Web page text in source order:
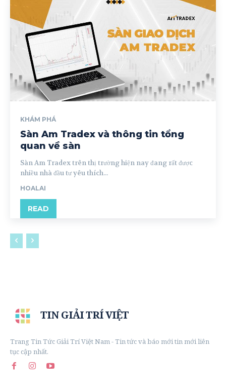
KHÁM PHÁ
Sàn Am Tradex và thông tin tổng
quan về sàn
Sàn Am Tradex trên thị trường hiện nay đang rất được
nhiều nhà đầu tư yêu thích...
HOALAI
READ
TIN GIẢI TRÍ VIỆT
Trang Tin Tức Giải Trí Việt Nam - Tin tức và báo mới tin mới liên
tục cập nhất.